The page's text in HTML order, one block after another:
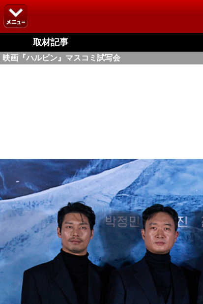
取材記事
映画『ハルビン』マスコミ試写会